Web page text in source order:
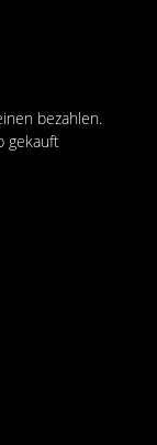
bezahlen.
gekauft